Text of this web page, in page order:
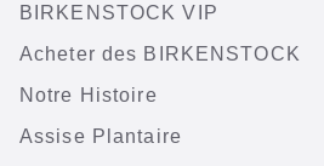
BIRKENSTOCK VIP
Acheter des BIRKENSTOCK
Notre Histoire
Assise Plantaire